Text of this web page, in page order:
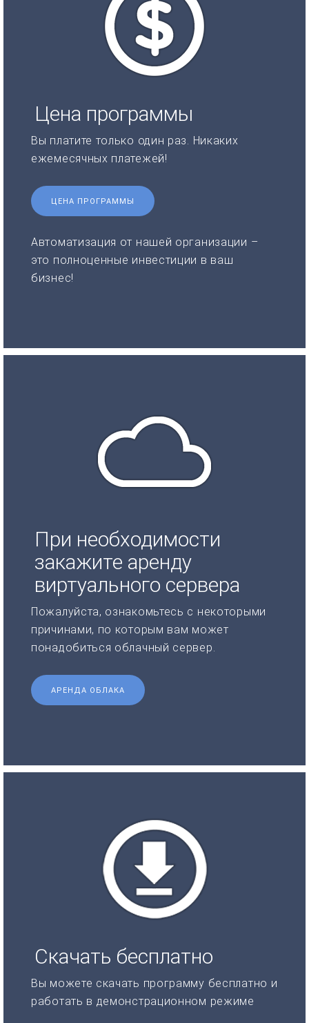
Цена программы
Вы платите только один раз. Никаких
ежемесячных платежей!
ЦЕНА ПРОГРАММЫ
Автоматизация от нашей организации –
это полноценные инвестиции в ваш
бизнес!
При необходимости
закажите аренду
виртуального сервера
Пожалуйста, ознакомьтесь с некоторыми
причинами, по которым вам может
понадобиться облачный сервер.
АРЕНДА ОБЛАКА
Скачать бесплатно
Вы можете скачать программу бесплатно и
работать в демонстрационном режиме